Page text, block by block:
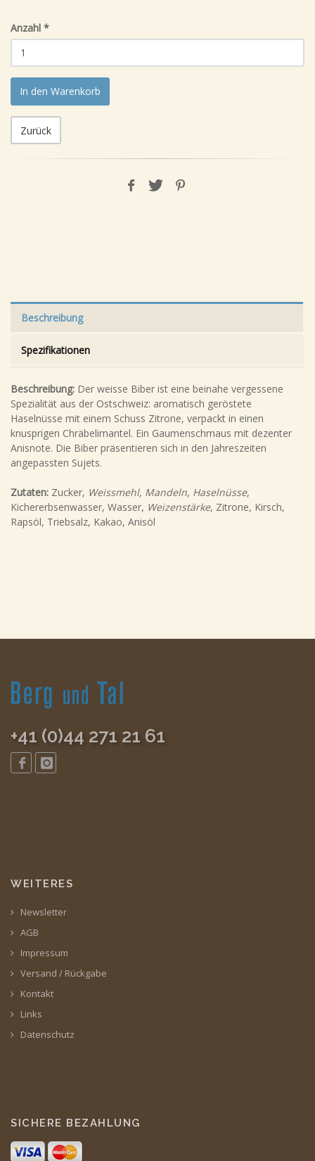
Anzahl *
In den Warenkorb
Zurück
Beschreibung
Spezifikationen
Beschreibung: Der weisse Biber ist eine beinahe vergessene
Spezialität aus der Ostschweiz: aromatisch geröstete
Haselnüsse mit einem Schuss Zitrone, verpackt in einen
knusprigen Chräbelimantel. Ein Gaumenschmaus mit dezenter
Anisnote. Die Biber präsentieren sich in den Jahreszeiten
angepassten Sujets.
Zutaten: Zucker, Weissmehl, Mandeln, Haselnüsse,
Kichererbsenwasser, Wasser, Weizenstärke, Zitrone, Kirsch,
Rapsöl, Triebsalz, Kakao, Anisöl
+41 (0)44 271 21 61
WEITERES
Newsletter
AGB
Impressum
Versand / Rückgabe
Kontakt
Links
Datenschutz
SICHERE BEZAHLUNG